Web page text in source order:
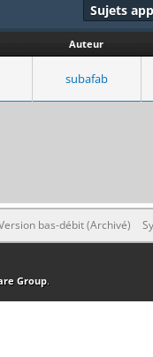
Sujets
Auteur
subafab
bas-débit (Archivé)
Group.